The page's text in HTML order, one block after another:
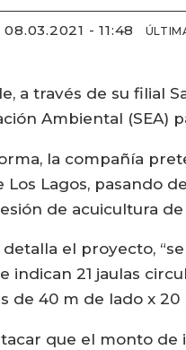
08.03.2021 - 11:48
a través de su filial
Ambiental (SEA)
la compañía
Los Lagos, pasando
de acuicultura de
detalla el proyecto,
indican 21 jaulas
de 40 m de lado x
que el monto de